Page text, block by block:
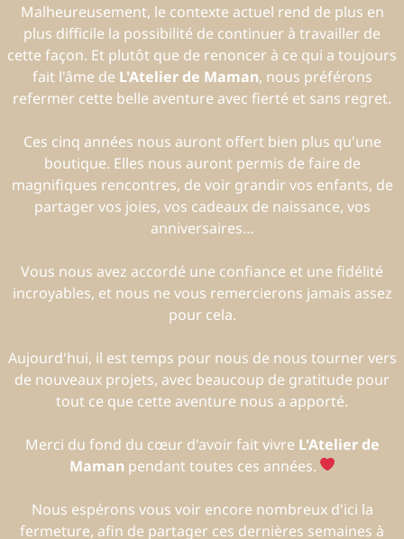
Malheureusement, le contexte actuel rend de plus en
plus difficile la possibilité de continuer à travailler de
cette façon. Et plutôt que de renoncer à ce qui a toujours
fait l'âme de L'Atelier de Maman, nous préférons
refermer cette belle aventure avec fierté et sans regret.
Ces cinq années nous auront offert bien plus qu'une
boutique. Elles nous auront permis de faire de
magnifiques rencontres, de voir grandir vos enfants, de
partager vos joies, vos cadeaux de naissance, vos
anniversaires…
Vous nous avez accordé une confiance et une fidélité
incroyables, et nous ne vous remercierons jamais assez
pour cela.
Aujourd'hui, il est temps pour nous de nous tourner vers
de nouveaux projets, avec beaucoup de gratitude pour
tout ce que cette aventure nous a apporté.
Merci du fond du cœur d'avoir fait vivre L'Atelier de
Maman pendant toutes ces années.
Nous espérons vous voir encore nombreux d'ici la
fermeture, afin de partager ces dernières semaines à